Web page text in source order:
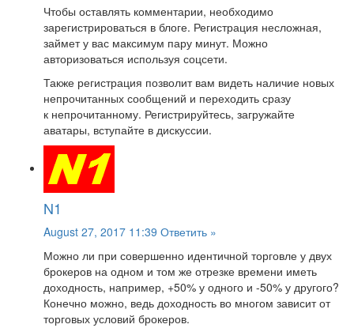
Чтобы оставлять комментарии, необходимо
зарегистрироваться в блоге. Регистрация несложная,
займет у вас максимум пару минут. Можно
авторизоваться используя соцсети.
Также регистрация позволит вам видеть наличие новых
непрочитанных сообщений и переходить сразу
к непрочитанному. Регистрируйтесь, загружайте
аватары, вступайте в дискуссии.
N1
August 27, 2017 11:39 Ответить »
Можно ли при совершенно идентичной торговле у двух
брокеров на одном и том же отрезке времени иметь
доходность, например, +50% у одного и -50% у другого?
Конечно можно, ведь доходность во многом зависит от
торговых условий брокеров.